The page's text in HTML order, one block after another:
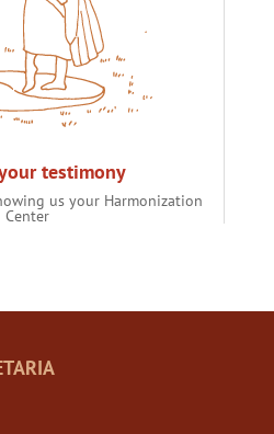
testimony
us your Harmonization
Center